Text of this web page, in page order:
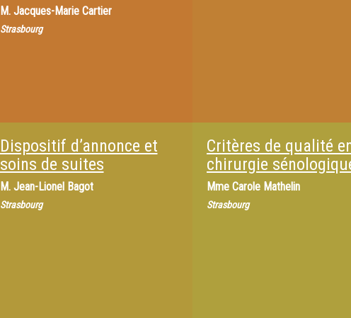
M. Jacques-Marie Cartier
Strasbourg
Dispositif d’annonce et
soins de suites
M. Jean-Lionel Bagot
Strasbourg
Critères de qualité
chirurgie
Mme Carole Mathelin
Strasbourg